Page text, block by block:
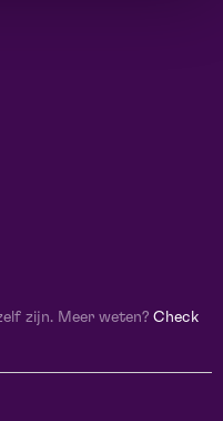
zijn. Meer weten? Check